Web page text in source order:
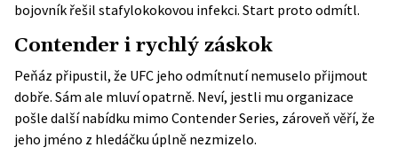
bojovník řešil stafylokokovou infekci. Start proto odmítl.
Contender i rychlý záskok
Peňáz připustil, že UFC jeho odmítnutí nemuselo přijmout
dobře. Sám ale mluví opatrně. Neví, jestli mu organizace
pošle další nabídku mimo Contender Series, zároveň věří, že
jeho jméno z hledáčku úplně nezmizelo.